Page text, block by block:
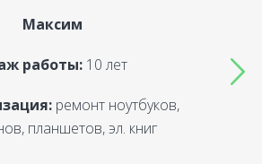
Максим
работы:10 лет
ремонт ноутбуков,
планшетов, эл. книг